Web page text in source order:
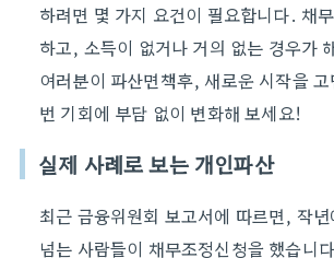
하려면 몇 가지 요건이 필요합니다. 채
하고, 소득이 없거나 거의 없는 경우가
여러분이 파산면책후, 새로운 시작을
번 기회에 부담 없이 변화해 보세요!
실제 사례로 보는 개인파산
최근 금융위원회 보고서에 따르면, 작
넘는 사람들이 채무조정신청을 했습니